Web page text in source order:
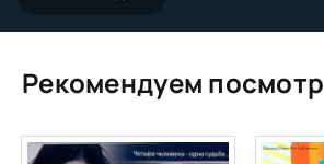
Рекомендуем